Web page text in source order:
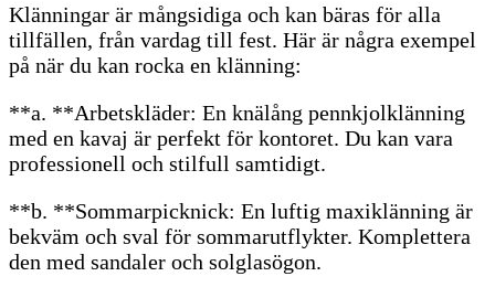
Klänningar är mångsidiga och kan bäras för alla
tillfällen, från vardag till fest. Här är några exempel
på när du kan rocka en klänning:
**a. **Arbetskläder: En knälång pennkjolklänning
med en kavaj är perfekt för kontoret. Du kan vara
professionell och stilfull samtidigt.
**b. **Sommarpicknick: En luftig maxiklänning är
bekväm och sval för sommarutflykter. Komplettera
den med sandaler och solglasögon.